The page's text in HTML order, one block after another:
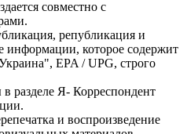
совместно с
републикация и
информации, которое содержит
EPA / UPG, строго
разделе Я- Корреспондент
и воспроизведение